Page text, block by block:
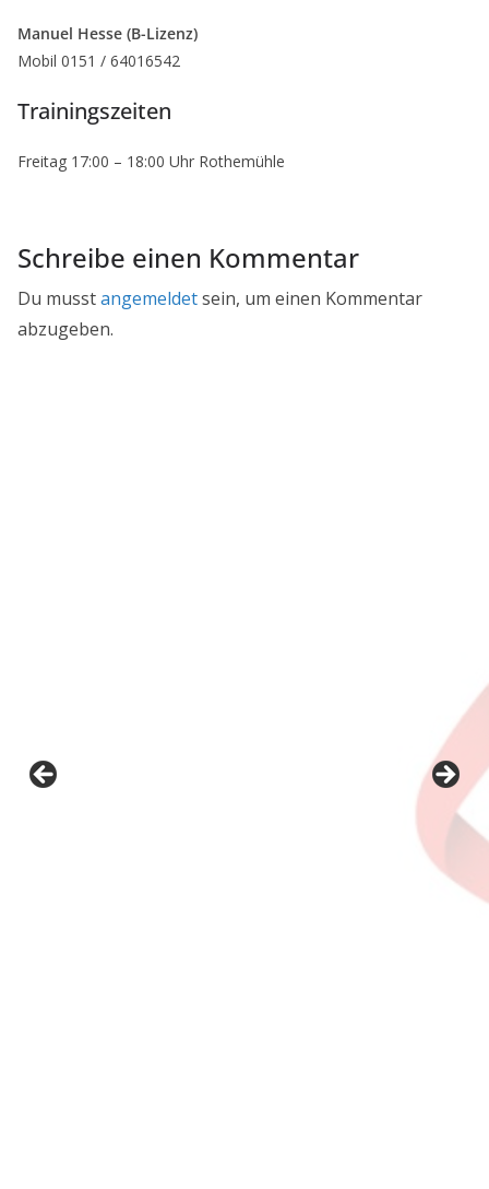
Manuel Hesse (B-Lizenz)
Mobil 0151 / 64016542
Trainingszeiten
Freitag 17:00 – 18:00 Uhr Rothemühle
Schreibe einen Kommentar
Du musstangemeldetsein, um einen Kommentar
abzugeben.